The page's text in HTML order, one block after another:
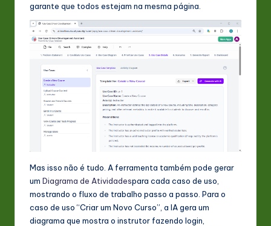
garante que todos estejam na mesma página.
Mas isso não é tudo. A ferramenta também pode gerar
um Diagrama de Atividadespara cada caso de uso,
mostrando o fluxo de trabalho passo a passo. Para o
caso de uso “Criar um Novo Curso”, a IA gera um
diagrama que mostra o instrutor fazendo login,